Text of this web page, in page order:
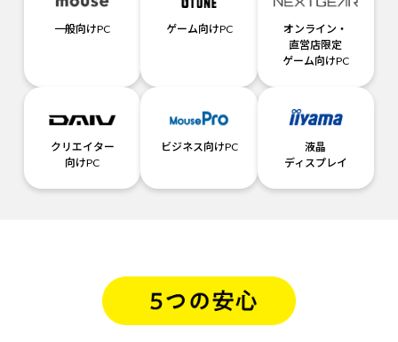
一般向けPC ゲーム向けPC
オンライン・
直営店限定
ゲーム向けPC
クリエイター
向けPC
ビジネス向けPC
液晶
ディスプレイ